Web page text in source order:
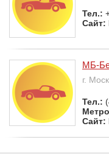
Тел.:
Сайт:
МБ-
г.
Тел.:
Сайт: